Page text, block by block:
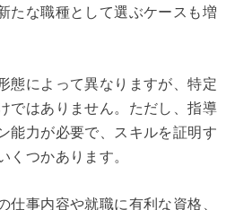
たな職種として選ぶケースも増
態によって異なりますが、特定
ではありません。ただし、指導
能力が必要で、スキルを証明す
くつかあります。
仕事内容や就職に有利な資格、